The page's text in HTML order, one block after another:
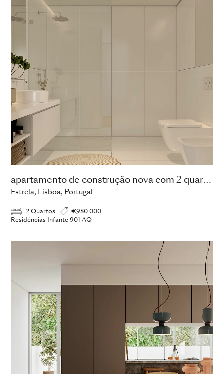
apartamento de construção nova com 2 quartos
Estrela, Lisboa, Portugal
2 Quartos
€980 000
Residências Infante 901 AQ